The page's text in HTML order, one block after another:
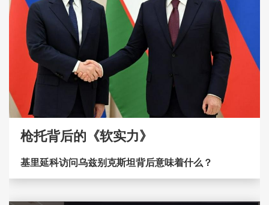
枪托背后的《软实力》
基里延科访问乌兹别克斯坦背后意味着什么？